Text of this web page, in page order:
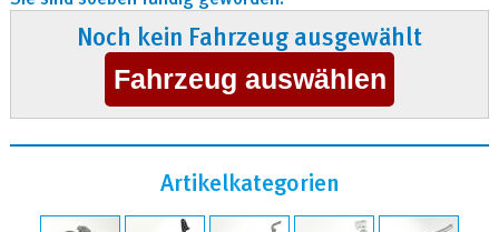
Noch kein Fahrzeug ausgewählt
Artikelkategorien